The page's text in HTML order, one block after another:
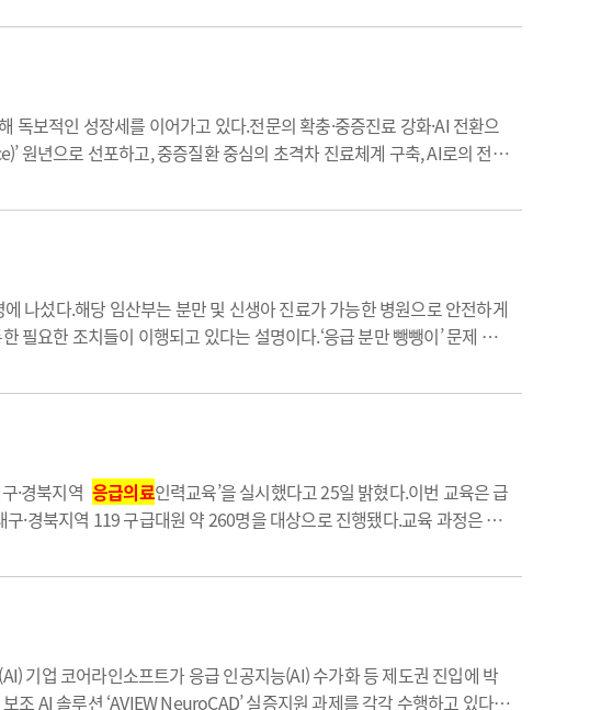
보적인 성장세를 이어가고 있다.전문의 확충·중증진료 강화·AI 전환으
원년으로 선포하고, 중증질환 중심의 초격차 진료체계 구축, AI로의 전환
의정사태 후유증 속에서도 전(全) 교직원의 헌신과 긴축재정, 조직 재정
나섰다.해당 임산부는 분만 및 신생아 진료가 가능한 병원으로 안전하게
필요한 조치들이 이행되고 있다는 설명이다.‘응급 분만 뺑뺑이’ 문제 제
개선방안을 마련해 추진하고 있다”고 입장을 밝혔다.복지부 등에 따르
구·경북지역응급의료인력교육’을 실시했다고 25일 밝혔다.이번 교육은 급
·경북지역 119 구급대원 약 260명을 대상으로 진행됐다.교육 과정은 심
중심으로 구성했다.강의는 경북대병원 순환기내과 이장훈 교수, 김남균
기업 코어라인소프트가 응급 인공지능(AI) 수가화 등 제도권 진입에 박
AI 솔루션 ‘AVIEW NeuroCAD’ 실증지원 과제를 각각 수행하고 있다고